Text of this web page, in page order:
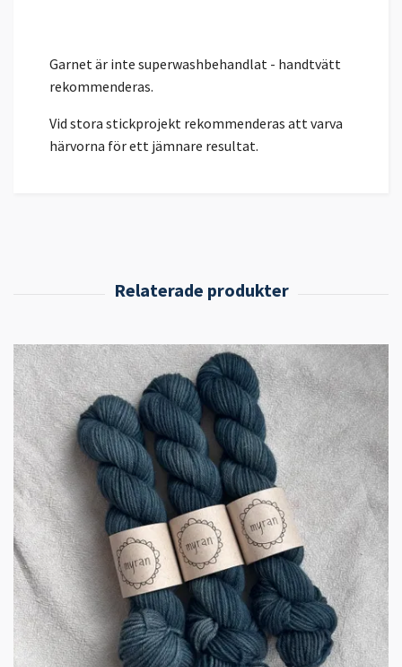
Garnet är inte superwashbehandlat - handtvätt
rekommenderas.
Vid stora stickprojekt rekommenderas att varva
härvorna för ett jämnare resultat.